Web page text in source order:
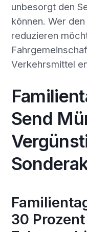
unbesorgt den
können. Wer
reduzieren
Verkehrsmittel
Send
30